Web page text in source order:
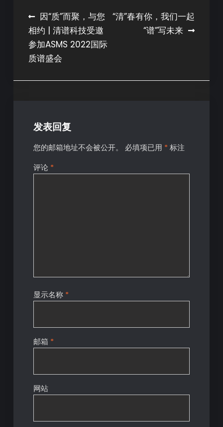
因“质”而聚，与您
相约 | 清谱科技受邀
参加ASMS 2022国际
质谱盛会
“清”春有你，我们一起
“谱”写未来
发表回复
您的邮箱地址不会被公开。 必填项已用 *标注
评论 *
显示名称 *
邮箱 *
网站